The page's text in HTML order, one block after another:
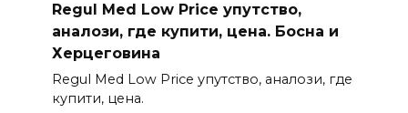
Regul Med Low Price упутство,
аналози, где купити, цена. Босна и
Херцеговина
Regul Med Low Price упутство, аналози, где
купити, цена.